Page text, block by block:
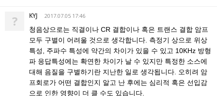
? KYJ 2017.07.05 17:46
청음상으로는 직결이나 CR 결합이나 혹은 트랜스 결합 암프
모두 구별이 어려울 것으로 생각합니다. 측정기 상으로 위상
특성, 주파수 특성에 약간의 차이가 있을 수 있고 10KHz 방형
파 응답특성에는 확연한 차이가 날 수 있지만 특정한 소스에
대해 음질을 구별하기란 지난한 일로 생각됩니다. 오히려 암
프회로가 어떤 결합인지 알고 난 후에는 심리적 혹은 선입감
으로 인한 영향이 더 클 수도 있습니다.